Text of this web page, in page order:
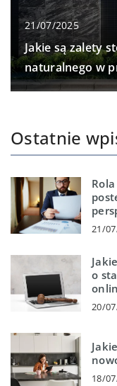
21/07/2025
Jakie są zalety
naturalnego w
Ostatnie
21/
o
20/
18/